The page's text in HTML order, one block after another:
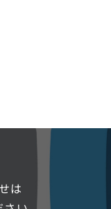
は